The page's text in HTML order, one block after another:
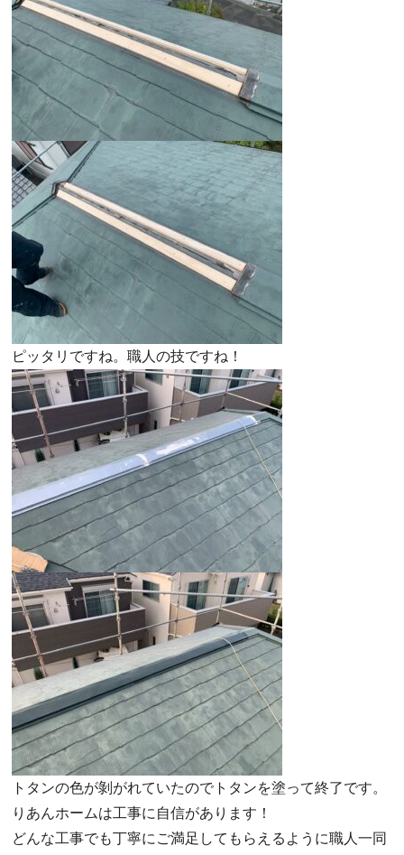
ピッタリですね。職人の技ですね！
トタンの色が剝がれていたのでトタンを塗って終了です。
りあんホームは工事に自信があります！
どんな工事でも丁寧にご満足してもらえるように職人一同